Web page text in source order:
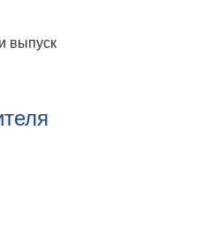
выпуск